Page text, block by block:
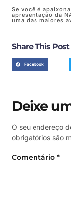
Se você é
apresentação da
uma das maiores
Share This Post
Facebook
Deixe
O seu endereço
obrigatórios são
Comentário *